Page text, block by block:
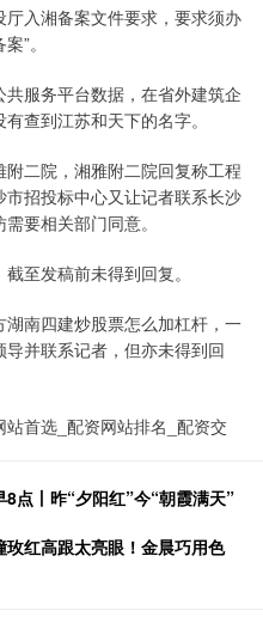
入湘备案文件要求，要求须办
”。
服务平台数据，在省外建筑企
查到江苏和天下的名字。
二院，湘雅附二院回复称工程
招投标中心又让记者联系长沙
要相关部门同意。
至发稿前未得到回复。
南四建炒股票怎么加杠杆，一
并联系记者，但亦未得到回
首选_配资网站排名_配资交
点丨昨“夕阳红”今“朝霞满天”
红高跟太亮眼！金晨巧用色